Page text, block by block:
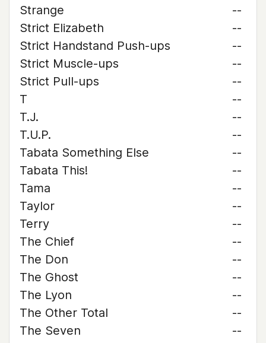
Strange
--
Strict Elizabeth
--
Strict Handstand Push-ups
--
Strict Muscle-ups
--
Strict Pull-ups
--
T
--
T.J.
--
T.U.P.
--
Tabata Something Else
--
Tabata This!
--
Tama
--
Taylor
--
Terry
--
The Chief
--
The Don
--
The Ghost
--
The Lyon
--
The Other Total
--
The Seven
--